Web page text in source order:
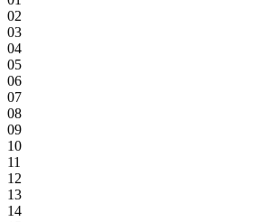
02
03
04
05
06
07
08
09
10
11
12
13
14